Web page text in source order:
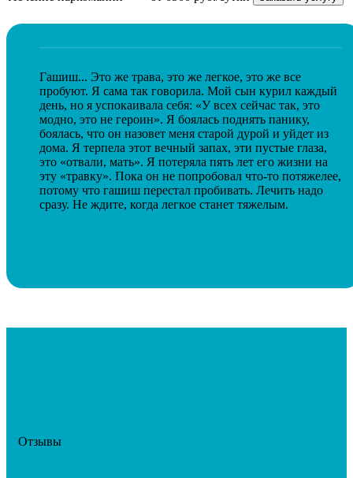
Гашиш... Это же трава, это же легкое, это же все
пробуют. Я сама так говорила. Мой сын курил каждый
день, но я успокаивала себя: «У всех сейчас так, это
модно, это не героин». Я боялась поднять панику,
боялась, что он назовет меня старой дурой и уйдет из
дома. Я терпела этот вечный запах, эти пустые глаза,
это «отвали, мать». Я потеряла пять лет его жизни на
эту «травку». Пока он не попробовал что-то потяжелее,
потому что гашиш перестал пробивать. Лечить надо
сразу. Не ждите, когда легкое станет тяжелым.
Отзывы